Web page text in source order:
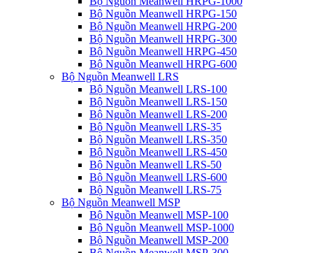
Bộ Nguồn Meanwell HRPG-150
Bộ Nguồn Meanwell HRPG-200
Bộ Nguồn Meanwell HRPG-300
Bộ Nguồn Meanwell HRPG-450
Bộ Nguồn Meanwell HRPG-600
Bộ Nguồn Meanwell LRS
Bộ Nguồn Meanwell LRS-100
Bộ Nguồn Meanwell LRS-150
Bộ Nguồn Meanwell LRS-200
Bộ Nguồn Meanwell LRS-35
Bộ Nguồn Meanwell LRS-350
Bộ Nguồn Meanwell LRS-450
Bộ Nguồn Meanwell LRS-50
Bộ Nguồn Meanwell LRS-600
Bộ Nguồn Meanwell LRS-75
Bộ Nguồn Meanwell MSP
Bộ Nguồn Meanwell MSP-100
Bộ Nguồn Meanwell MSP-1000
Bộ Nguồn Meanwell MSP-200